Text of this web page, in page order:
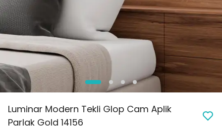
Luminar Modern Tekli Glop Cam Aplik
Parlak Gold 14156